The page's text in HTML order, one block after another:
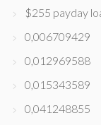
$255 payday
0,006709429
0,012969588
0,015343589
0,041248855